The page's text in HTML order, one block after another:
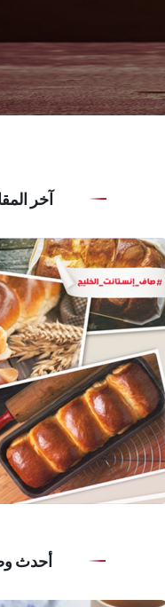
آخر
أحدث